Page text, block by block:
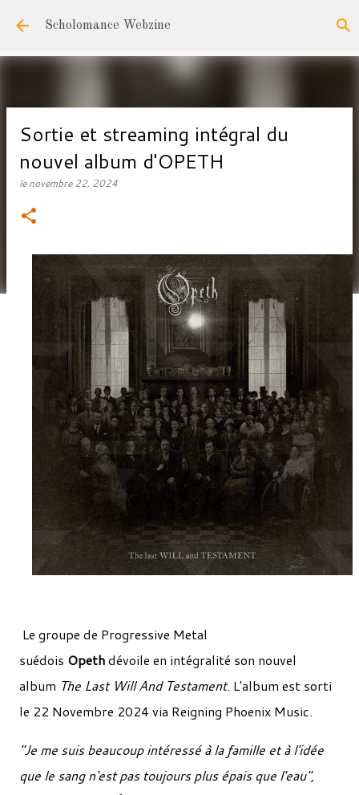
Accéder au contenu principal
Scholomance Webzine
Sortie et streaming intégral du
nouvel album d'OPETH
lenovembre 22, 2024
Le groupe de Progressive Metal
suédois Opethdévoile en intégralité son nouvel
album The Last Will And Testament. L'album est sorti
le 22 Novembre 2024 via Reigning Phoenix Music.
"Je me suis beaucoup intéressé à la famille et à l'idée
que le sang n'est pas toujours plus épais que l'eau",